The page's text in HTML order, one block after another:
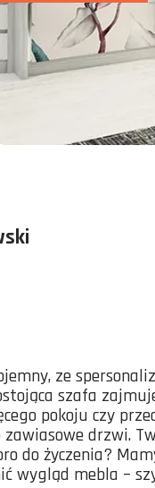
ze
szafa
pokoju czy
drzwi.
do życzenia?
wygląd mebla –